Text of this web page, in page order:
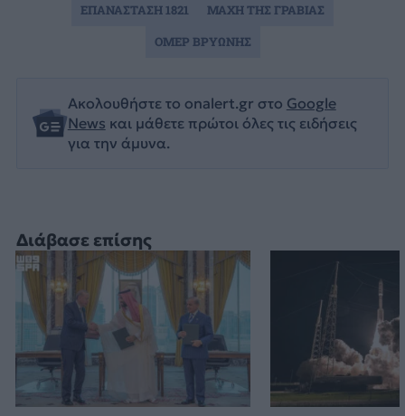
Διάβασε επίσης
Ακολουθήστε το onalert.gr στο Google
News και μάθετε πρώτοι όλες τις ειδήσεις
για την άμυνα.
ΕΠΑΝΑΣΤΑΣΗ 1821
ΜΑΧΗ ΤΗΣ ΓΡΑΒΙΑΣ
ΟΜΕΡ ΒΡΥΩΝΗΣ